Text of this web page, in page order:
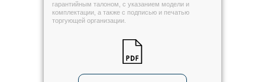
гарантийным талоном, с указанием модели и
комплектации, а также с подписью и печатью
торгующей организации.